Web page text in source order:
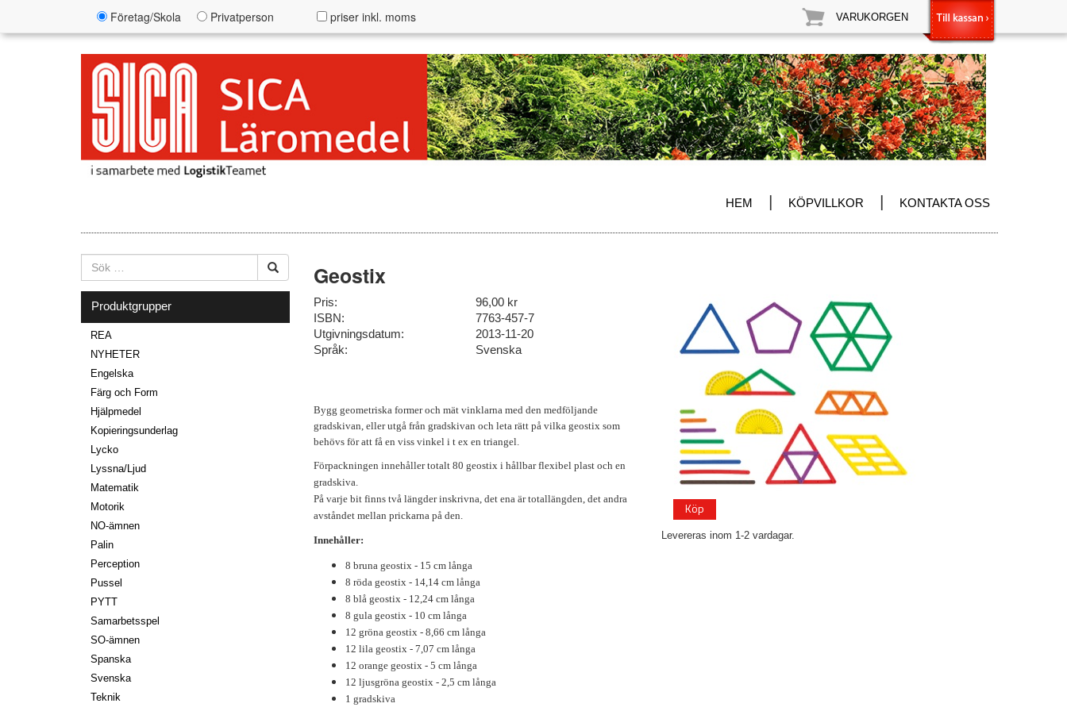
Företag/Skola Privatperson priser inkl. moms VARUKORGEN
HEM | KÖPVILLKOR | KONTAKTA OSS
Produktgrupper
REA
NYHETER
Engelska
Färg och Form
Hjälpmedel
Kopieringsunderlag
Lycko
Lyssna/Ljud
Matematik
Motorik
NO-ämnen
Palin
Perception
Pussel
PYTT
Samarbetsspel
SO-ämnen
Spanska
Svenska
Teknik
Geostix
Köp
Levereras inom 1-2 vardagar.
Pris:
96,00 kr
ISBN:
7763-457-7
Utgivningsdatum:
2013-11-20
Språk:
Svenska
Bygg geometriska former och mät vinklarna med den medföljande
gradskivan, eller utgå från gradskivan och leta rätt på vilka geostix som
behövs för att få en viss vinkel i t ex en triangel.
Förpackningen innehåller totalt 80 geostix i hållbar flexibel plast och en
gradskiva.
På varje bit finns två längder inskrivna, det ena är totallängden, det andra
avståndet mellan prickarna på den.
Innehåller:
8 bruna geostix - 15 cm långa
8 röda geostix - 14,14 cm långa
8 blå geostix - 12,24 cm långa
8 gula geostix - 10 cm långa
12 gröna geostix - 8,66 cm långa
12 lila geostix - 7,07 cm långa
12 orange geostix - 5 cm långa
12 ljusgröna geostix - 2,5 cm långa
1 gradskiva